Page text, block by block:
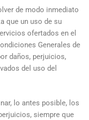
de modo inmediato
que un uso de su
ofertados en el
Generales de
daños, perjuicios,
del uso del
lo antes posible, los
siempre que